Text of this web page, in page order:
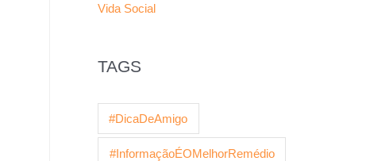
Vida Social
TAGS
#DicaDeAmigo
#InformaçãoÉOMelhorRemédio